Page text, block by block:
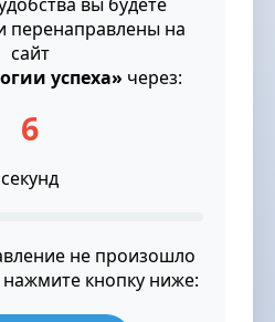
перенаправлены на
сайт
успеха»через:
6
секунд
не произошло
кнопку ниже: